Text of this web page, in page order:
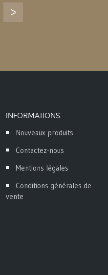
INFORMATIONS
Nouveaux produits
Contactez-nous
Mentions légales
Conditions générales de
vente